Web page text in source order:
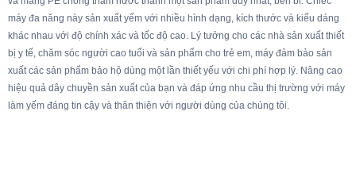
máy đa năng này sản xuất yếm với nhiều hình dạng, kích thước và kiểu dáng
khác nhau với độ chính xác và tốc độ cao. Lý tưởng cho các nhà sản xuất thiết
bị y tế, chăm sóc người cao tuổi và sản phẩm cho trẻ em, máy đảm bảo sản
xuất các sản phẩm bảo hộ dùng một lần thiết yếu với chi phí hợp lý. Nâng cao
hiệu quả dây chuyền sản xuất của bạn và đáp ứng nhu cầu thị trường với máy
làm yếm đáng tin cậy và thân thiện với người dùng của chúng tôi.